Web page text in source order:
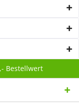
Bestellwert